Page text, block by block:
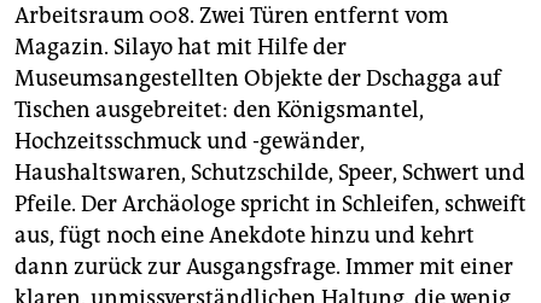
Arbeitsraum 008. Zwei Türen entfernt vom
Magazin. Silayo hat mit Hilfe der
Museumsangestellten Objekte der Dschagga auf
Tischen ausgebreitet: den Königsmantel,
Hochzeitsschmuck und -gewänder,
Haushaltswaren, Schutzschilde, Speer, Schwert und
Pfeile. Der Archäologe spricht in Schleifen, schweift
aus, fügt noch eine Anekdote hinzu und kehrt
dann zurück zur Ausgangsfrage. Immer mit einer